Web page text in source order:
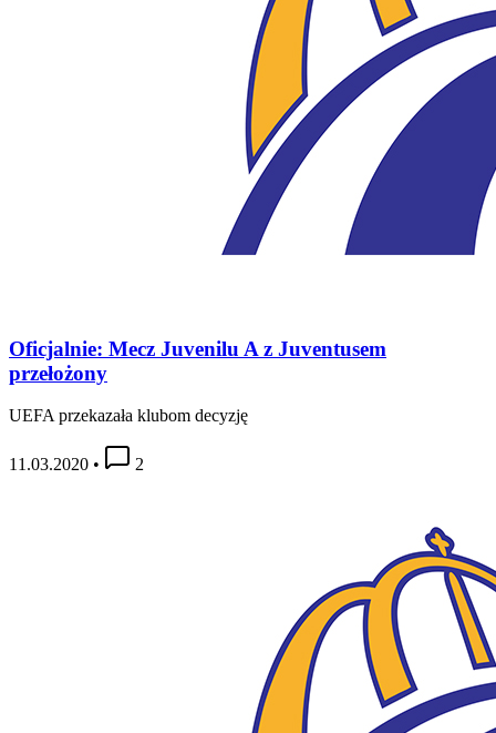
Oficjalnie: Mecz Juvenilu A z Juventusem
przełożony
UEFA przekazała klubom decyzję
11.03.2020 • 2